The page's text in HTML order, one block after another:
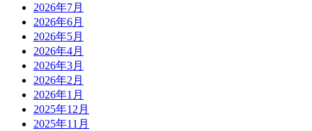
2026年7月
2026年6月
2026年5月
2026年4月
2026年3月
2026年2月
2026年1月
2025年12月
2025年11月